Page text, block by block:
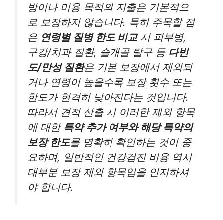
방이나 미용 목적의 지출은 기본적으
로 보장하지 않습니다. 특히 주목할 점
은 연령별 질병 한도 비교시 피부병,
구강/치과 질환, 슬개골 탈구 등 다빈
도/만성 질환은 기본 보장에서 제외되
거나 연령이 높을수록 보장 횟수 또는
한도가 현격히 낮아진다는 것입니다.
따라서 견적 산출 시 이러한 제외 항목
에 대한 특약 추가 여부와 해당 특약의
보장 한도를 명확히 확인하는 것이 중
요하며, 일반적인 건강검진 비용 역시
대부분 보장 제외 항목임을 인지하셔
야 합니다.